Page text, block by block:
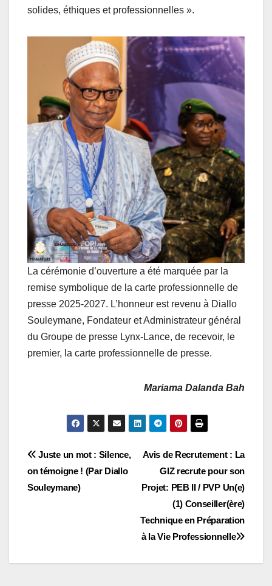
solides, éthiques et professionnelles ».
La cérémonie d’ouverture a été marquée par la
remise symbolique de la carte professionnelle de
presse 2025-2027. L’honneur est revenu à Diallo
Souleymane, Fondateur et Administrateur général
du Groupe de presse Lynx-Lance, de recevoir, le
premier, la carte professionnelle de presse.
Mariama Dalanda Bah
Navigation
de
Avis de Recrutement : La
GIZ recrute pour son
Projet: PEB II / PVP Un(e)
(1) Conseiller(ère)
Technique en Préparation
à la Vie Professionnelle
Juste un mot : Silence,
on témoigne ! (Par Diallo
Souleymane)